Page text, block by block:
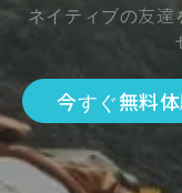
ネイティブの友
今すぐ無料